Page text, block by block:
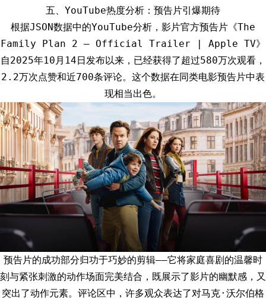
五、YouTube热度分析：预告片引爆期待
根据JSON数据中的YouTube分析，影片官方预告片《The
Family Plan 2 — Official Trailer | Apple TV》
自2025年10月14日发布以来，已经获得了超过580万次观看，
2.2万次点赞和近700条评论。这个数据在同类电影预告片中表
现相当出色。
预告片的成功部分归功于巧妙的剪辑——它将家庭喜剧的温馨时
刻与紧张刺激的动作场面完美结合，既展示了影片的幽默感，又
突出了动作元素。评论区中，许多观众表达了对马克·沃尔伯格